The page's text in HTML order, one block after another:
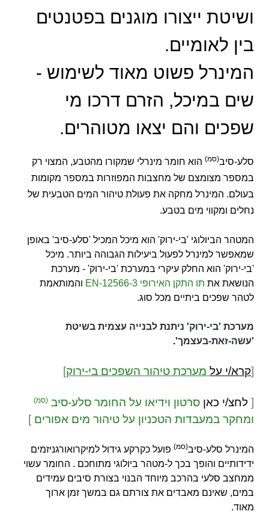
ושיטת ייצורו מוגנים בפטנטים
בין לאומיים.
המינרל פשוט מאוד לשימוש -
שים במיכל, הזרם דרכו מי
שפכים והם יצאו מטוהרים.
סלע-סיב(סמ) הוא חומר מינרלי שמקורו מהטבע, המצוי רק
במספר מצומצם של מחצבות המפוזרות במספר מקומות
בעולם. המינרל מחקה את פעולת טיהור המים הטבעית של
נחלים ומקווי מים בטבע.
המטהר הביולוגי 'בי-ירוק' הוא מיכל המכיל 'סלע-סיב' באופן
שמאפשר למינרל לפעול ביעילות הגבוהה ביותר. מיכל
'בי-ירוק' הוא החלק עיקרי במערכת 'בי-ירוק' - מערכת
הנושאת את תו התקן האירופי EN-12566-3
והמותאמת
לטהר שפכים ביתיים מכל סוג.
מערכת 'בי-ירוק' ניתנת לבנייה עצמית בשיטת
'עשה-זאת-בעצמך'.
[קרא/י על מערכת טיהור השפכים בי-ירוק]
[ לחצ/י כאן סרטון וידיאו על החומר סלע-סיב (סמ)
ומחקר במעבדות הטכניון על טיהור מים אפורים ]
המינרל סלע-סיב(סמ) פועל כקרקע גידול למיקרואורגניזמים
ידידותיים והופך בכך ל-מטהר ביולוגי מתוחכם . החומר עשוי
ממחצב סלעי בהרכב מיוחד הבנוי בצורת סיבים עמידים
במים, שאינם מאבדים את צורתם גם במשך זמן ארוך
מאוד.